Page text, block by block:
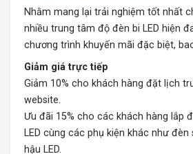
Nhằm mang lại trải nghiệm tốt nhất
nhiều trung tâm độ đèn bi LED hiện
chương trình khuyến mãi đặc biệt,
Giảm giá trực tiếp
Giảm 10% cho khách hàng đặt lịch
website.
Ưu đãi 15% cho các khách hàng lắp
LED cùng các phụ kiện khác như
hậu LED.